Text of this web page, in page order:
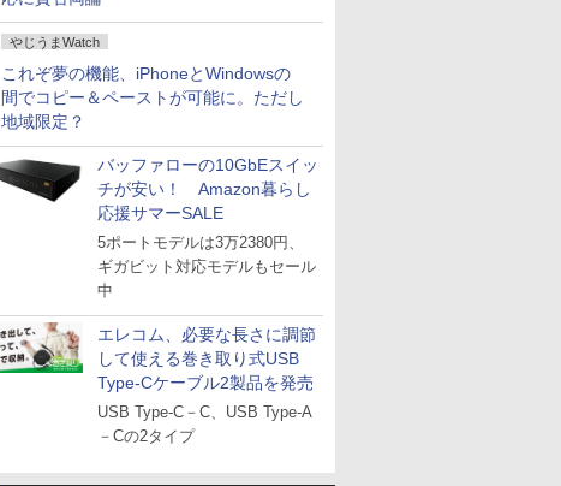
やじうまWatch
これぞ夢の機能、iPhoneとWindowsの
間でコピー＆ペーストが可能に。ただし
地域限定？
バッファローの10GbEスイッ
チが安い！ Amazon暮らし
応援サマーSALE
5ポートモデルは3万2380円、
ギガビット対応モデルもセール
中
エレコム、必要な長さに調節
して使える巻き取り式USB
Type-Cケーブル2製品を発売
USB Type-C－C、USB Type-A
－Cの2タイプ